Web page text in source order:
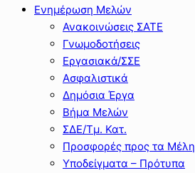
Ενημέρωση Μελών
Ανακοινώσεις ΣΑΤΕ
Γνωμοδοτήσεις
Εργασιακά/ΣΣΕ
Ασφαλιστικά
Δημόσια Έργα
Βήμα Μελών
ΣΔΕ/Τμ. Κατ.
Προσφορές προς τα Μέλη
Υποδείγματα – Πρότυπα